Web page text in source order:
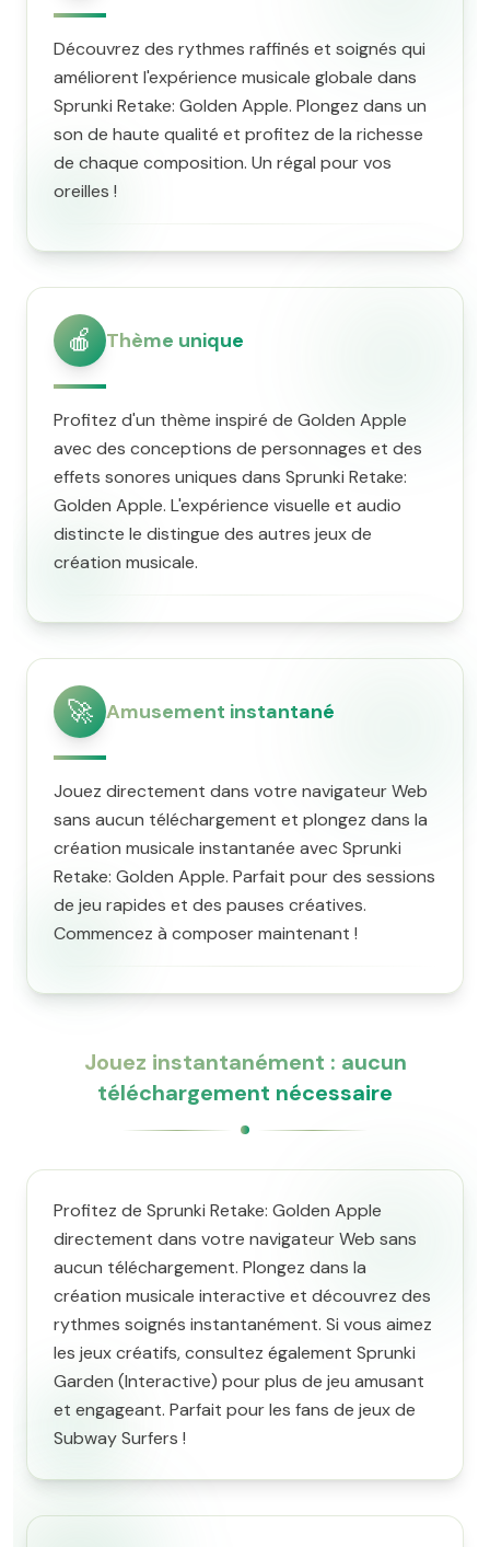
Découvrez des rythmes raffinés et soignés qui
améliorent l'expérience musicale globale dans
Sprunki Retake: Golden Apple. Plongez dans un
son de haute qualité et profitez de la richesse
de chaque composition. Un régal pour vos
oreilles !
🍎 Thème unique
Profitez d'un thème inspiré de Golden Apple
avec des conceptions de personnages et des
effets sonores uniques dans Sprunki Retake:
Golden Apple. L'expérience visuelle et audio
distincte le distingue des autres jeux de
création musicale.
🚀 Amusement instantané
Jouez directement dans votre navigateur Web
sans aucun téléchargement et plongez dans la
création musicale instantanée avec Sprunki
Retake: Golden Apple. Parfait pour des sessions
de jeu rapides et des pauses créatives.
Commencez à composer maintenant !
Jouez instantanément : aucun
téléchargement nécessaire
Profitez de Sprunki Retake: Golden Apple
directement dans votre navigateur Web sans
aucun téléchargement. Plongez dans la
création musicale interactive et découvrez des
rythmes soignés instantanément. Si vous aimez
les jeux créatifs, consultez également Sprunki
Garden (Interactive) pour plus de jeu amusant
et engageant. Parfait pour les fans de jeux de
Subway Surfers !